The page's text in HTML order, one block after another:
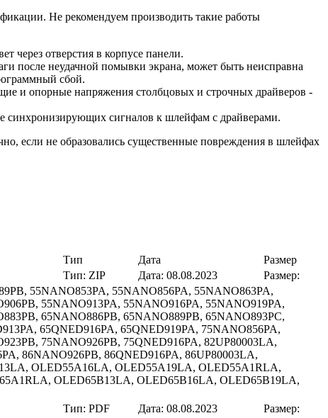
Не рекомендуем производить такие работы
через отверстия в корпусе панели.
после неудачной помывки экрана, может быть неисправна
сбой.
и опорные напряжения столбцовых и строчных драйверов -
синхронизирующих сигналов к шлейфам с драйверами.
если не образовались существенные повреждения в шлейфах
Тип Дата
Размер
Тип: ZIP Дата: 08.08.2023
Размер:
55NANO853PA, 55NANO856PA, 55NANO863PA,
55NANO913PA, 55NANO916PA, 55NANO919PA,
65NANO886PB, 65NANO889PB, 65NANO893PC,
65QNED916PA, 65QNED919PA, 75NANO856PA,
75NANO926PB, 75QNED916PA, 82UP80003LA,
86NANO926PB, 86QNED916PA, 86UP80003LA,
OLED55A16LA, OLED55A19LA, OLED55A1RLA,
OLED65B13LA, OLED65B16LA, OLED65B19LA,
Тип: PDF Дата: 08.08.2023
Размер: